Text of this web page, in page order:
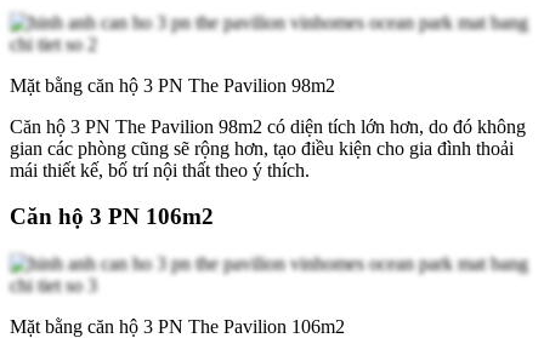
Mặt bằng căn hộ 3 PN The Pavilion 98m2
Căn hộ 3 PN The Pavilion 98m2 có diện tích lớn hơn, do đó không
gian các phòng cũng sẽ rộng hơn, tạo điều kiện cho gia đình thoải
mái thiết kế, bố trí nội thất theo ý thích.
Căn hộ 3 PN 106m2
Mặt bằng căn hộ 3 PN The Pavilion 106m2